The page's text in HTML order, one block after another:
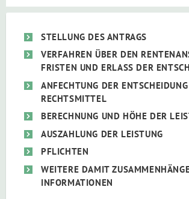
STELLUNG DES ANTRAGS
VERFAHREN ÜBER DEN
FRISTEN UND ERLASS DER
ANFECHTUNG DER
RECHTSMITTEL
BERECHNUNG UND HÖHE DER
AUSZAHLUNG DER LEISTUNG
PFLICHTEN
WEITERE DAMIT
INFORMATIONEN